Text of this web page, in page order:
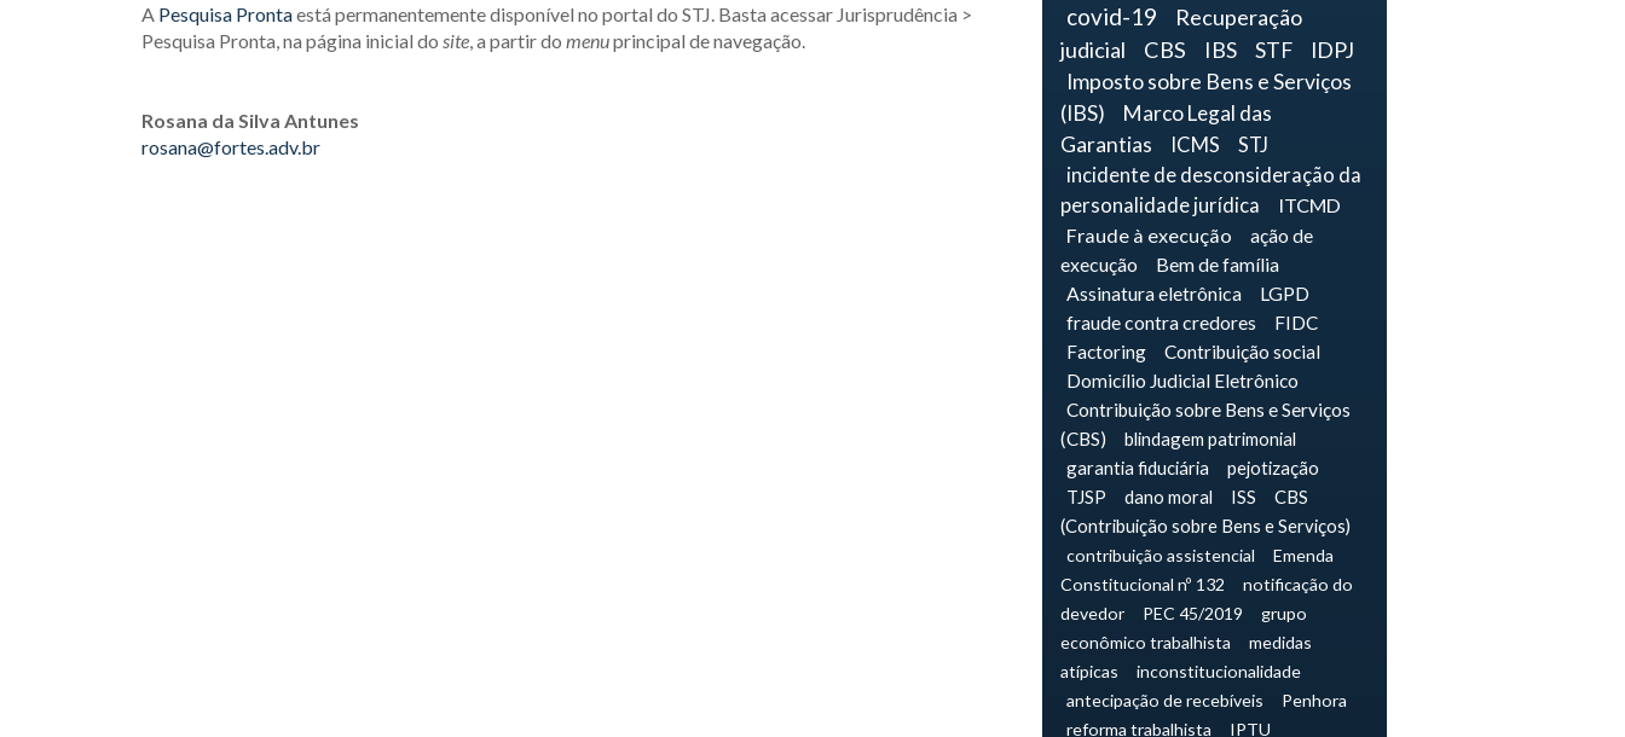
A Pesquisa Prontaestá permanentemente disponível no portal do STJ. Basta acessar Jurisprudência >
Pesquisa Pronta, na página inicial do site, a partir do menuprincipal de navegação.
Rosana da Silva Antunes
rosana@fortes.adv.br
covid-19
Recuperação
judicial
CBS IBS STF
IDPJ
Imposto sobre Bens e Serviços
(IBS)
Marco Legal das
Garantias
ICMS
STJ
incidente de desconsideração da
personalidade jurídica
ITCMD
Fraude à execução
ação de
execução
Bem de família
Assinatura eletrônica
LGPD
fraude contra credores
FIDC
Factoring
Contribuição social
Domicílio Judicial Eletrônico
Contribuição sobre Bens e Serviços
(CBS)
blindagem patrimonial
garantia fiduciária
pejotização
TJSP
dano moral ISS
CBS
(Contribuição sobre Bens e Serviços)
contribuição assistencial
Emenda
Constitucional nº 132
notificação do
devedor
PEC 45/2019
grupo
econômico trabalhista
medidas
atípicas
inconstitucionalidade
antecipação de recebíveis
Penhora
reforma trabalhista
IPTU